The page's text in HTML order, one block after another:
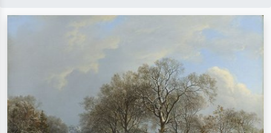
impressionnisme, vague de Hokusai,
tableau sombre, nu debout près d'un